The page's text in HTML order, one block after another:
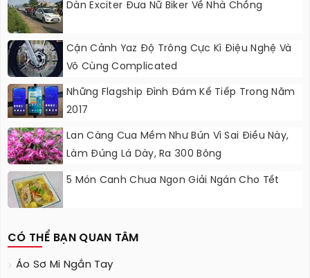
Dàn Exciter Đưa Nữ Biker Về Nhà Chồng
Cận Cảnh Yaz Độ Trông Cực Kì Điệu Nghệ Và
Vô Cùng Complicated
Những Flagship Đình Đám Kế Tiếp Trong Năm
2017
Lan Càng Cua Mềm Như Bún Vì Sai Điều Này,
Làm Đúng Lá Dày, Ra 300 Bông
5 Món Canh Chua Ngon Giải Ngán Cho Tết
CÓ THỂ BẠN QUAN TÂM
Áo Sơ Mi Ngắn Tay